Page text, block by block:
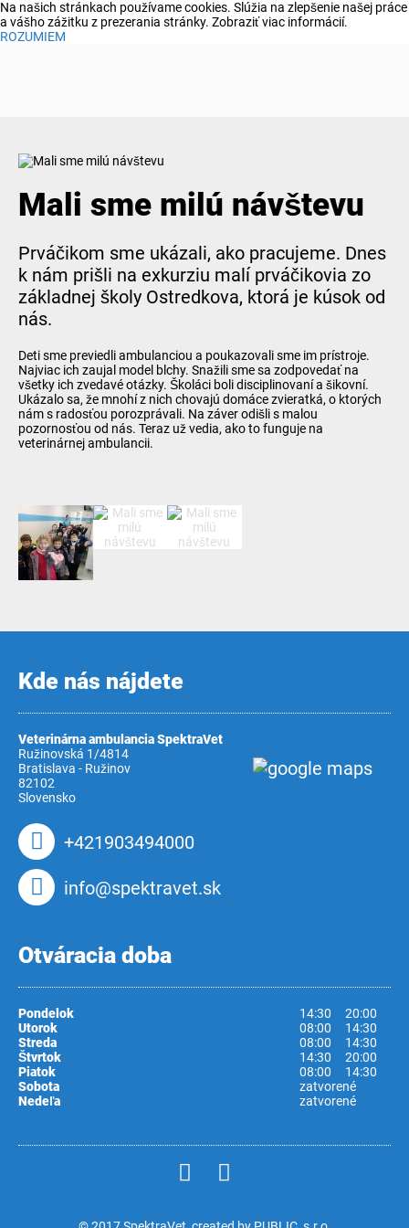
Na našich stránkach používame cookies. Slúžia na zlepšenie našej práce
a vášho zážitku z prezerania stránky. Zobraziť viac informácií.
ROZUMIEM
Mali sme milú návštevu
Prváčikom sme ukázali, ako pracujeme. Dnes
k nám prišli na exkurziu malí prváčikovia zo
základnej školy Ostredkova, ktorá je kúsok od
nás.
Deti sme previedli ambulanciou a poukazovali sme im prístroje.
Najviac ich zaujal model blchy. Snažili sme sa zodpovedať na
všetky ich zvedavé otázky. Školáci boli disciplinovaní a šikovní.
Ukázalo sa, že mnohí z nich chovajú domáce zvieratká, o ktorých
nám s radosťou porozprávali. Na záver odišli s malou
pozornosťou od nás. Teraz už vedia, ako to funguje na
veterinárnej ambulancii.
Kde nás nájdete
Veterinárna ambulancia SpektraVet
Ružinovská 1/4814
Bratislava - Ružinov
82102
Slovensko
+421903494000
info@spektravet.sk
Otváracia doba
Pondelok 14:30
20:00
Utorok
08:00
14:30
Streda
08:00
14:30
Štvrtok
14:30
20:00
Piatok
08:00
14:30
Sobota
zatvorené
Nedeľa
zatvorené